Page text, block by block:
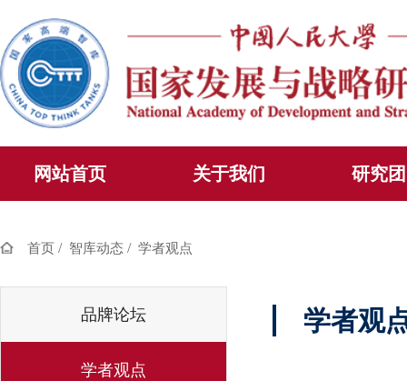
网站首页 关于我们 研究
首页 / 智库动态 / 学者观点
品牌论坛
学者观点
学者观